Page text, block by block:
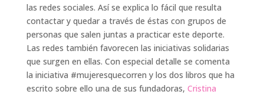
las redes sociales. Así se explica lo fácil que resulta
contactar y quedar a través de éstas con grupos de
personas que salen juntas a practicar este deporte.
Las redes también favorecen las iniciativas solidarias
que surgen en ellas. Con especial detalle se comenta
la iniciativa #mujeresquecorren y los dos libros que ha
escrito sobre ello una de sus fundadoras, Cristina